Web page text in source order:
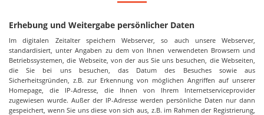
Erhebung und Weitergabe persönlicher Daten
Im digitalen Zeitalter speichern Webserver, so auch unsere Webserver,
standardisiert, unter Angaben zu dem von Ihnen verwendeten Browsern und
Betriebssystemen, die Webseite, von der aus Sie uns besuchen, die Webseiten,
die Sie bei uns besuchen, das Datum des Besuches sowie aus
Sicherheitsgründen, z.B. zur Erkennung von möglichen Angriffen auf unserer
Homepage, die IP-Adresse, die Ihnen von Ihrem Internetserviceprovider
zugewiesen wurde. Außer der IP-Adresse werden persönliche Daten nur dann
gespeichert, wenn Sie uns diese von sich aus, z.B. im Rahmen der Registrierung,